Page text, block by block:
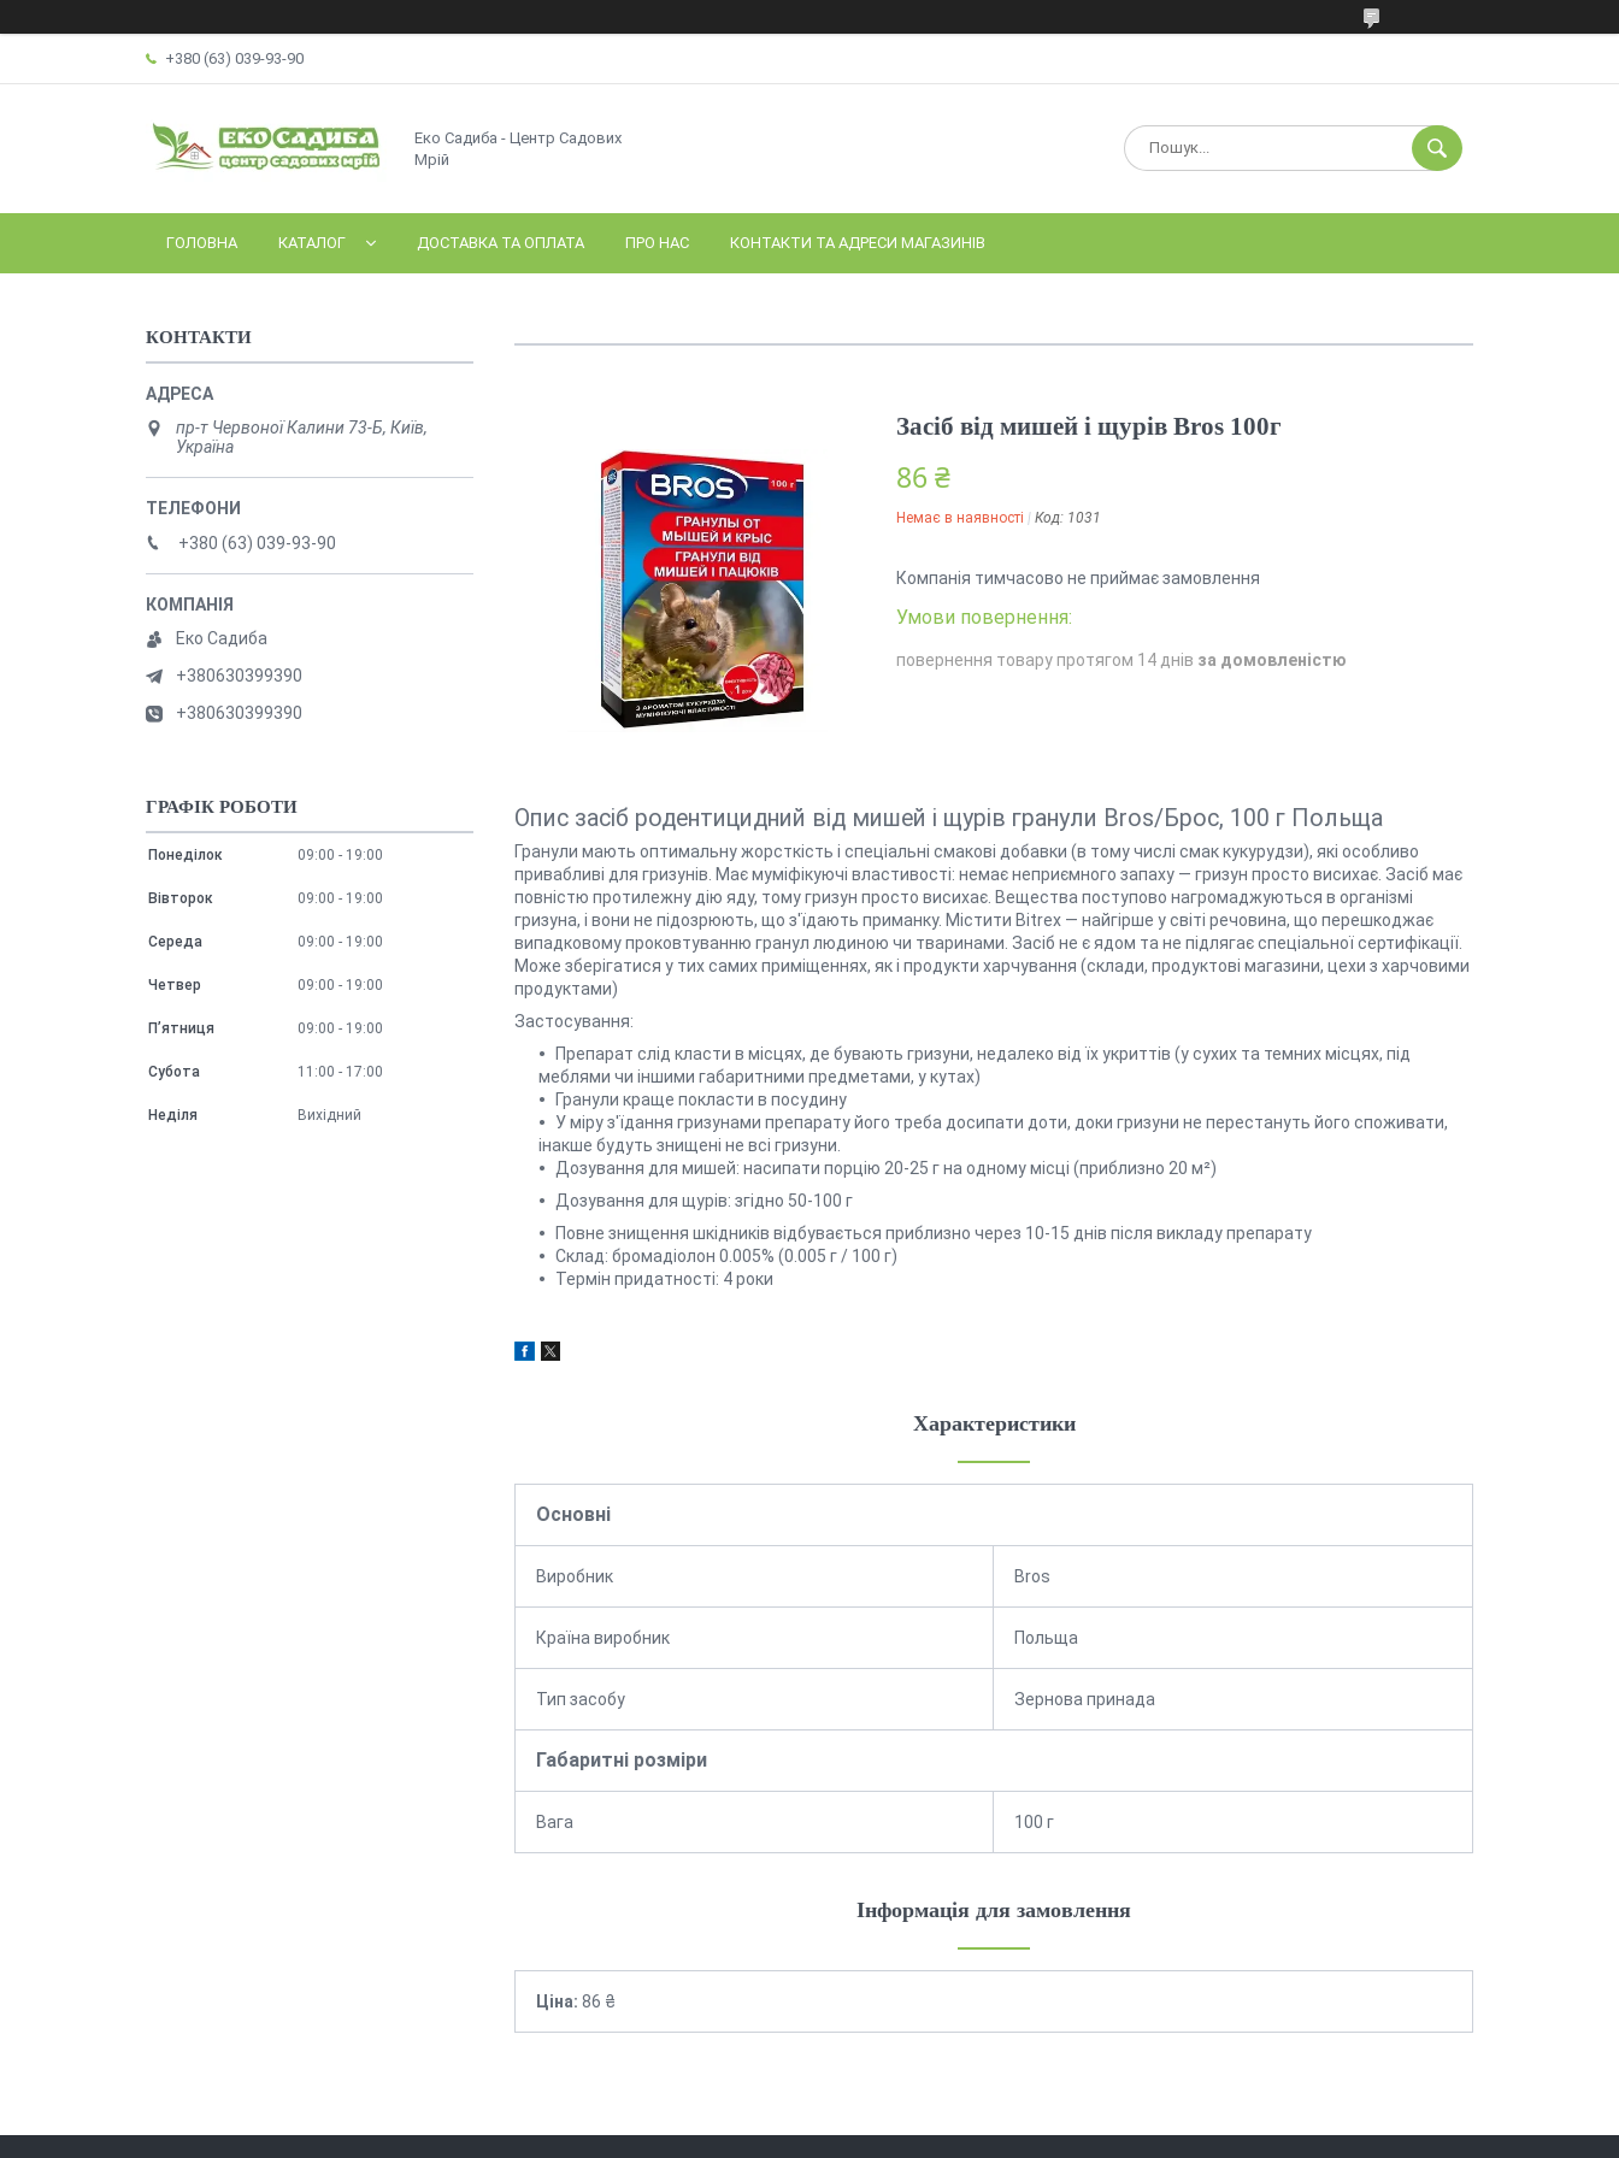
+380 (63) 039-93-90
Еко Садиба - Центр Садових
Мрій
ГОЛОВНА КАТАЛОГ ДОСТАВКА ТА ОПЛАТА ПРО НАС КОНТАКТИ ТА АДРЕСИ МАГАЗИНІВ
Засіб від мишей і щурів Bros 100г
86 ₴
Немає в наявності Код: 1031
Компанія тимчасово не приймає замовлення
повернення товару протягом 14 днів за домовленістю
Опис засіб родентицидний від мишей і щурів гранули Bros/Брос, 100 г Польща
Гранули мають оптимальну жорсткість і спеціальні смакові добавки (в тому числі смак кукурудзи), які особливо
привабливі для гризунів. Має муміфікуючі властивості: немає неприємного запаху — гризун просто висихає. Засіб має
повністю протилежну дію яду, тому гризун просто висихає. Вещества поступово нагромаджуються в організмі
гризуна, і вони не підозрюють, що з'їдають приманку. Містити Bitrex — найгірше у світі речовина, що перешкоджає
випадковому проковтуванню гранул людиною чи тваринами. Засіб не є ядом та не підлягає спеціальної сертифікації.
Може зберігатися у тих самих приміщеннях, як і продукти харчування (склади, продуктові магазини, цехи з харчовими
продуктами)
Застосування:
Препарат слід класти в місцях, де бувають гризуни, недалеко від їх укриттів (у сухих та темних місцях, під
меблями чи іншими габаритними предметами, у кутах)
Гранули краще покласти в посудину
У міру з'їдання гризунами препарату його треба досипати доти, доки гризуни не перестануть його споживати,
інакше будуть знищені не всі гризуни.
Дозування для мишей: насипати порцію 20-25 г на одному місці (приблизно 20 м²)
Дозування для щурів: згідно 50-100 г
Повне знищення шкідників відбувається приблизно через 10-15 днів після викладу препарату
Склад: бромадіолон 0.005% (0.005 г / 100 г)
Термін придатності: 4 роки
Характеристики
Основні
Виробник Bros
Країна виробник Польща
Тип засобу Зернова принада
Габаритні розміри
Вага 100 г
Інформація для замовлення
Ціна: 86 ₴
КОНТАКТИ
пр-т Червоної Калини 73-Б, Київ,
Україна
+380 (63) 039-93-90
Еко Садиба
+380630399390
+380630399390
ГРАФІК РОБОТИ
Понеділок 09:00 19:00
Вівторок 09:00 19:00
Середа 09:00 19:00
Четвер 09:00 19:00
Пʼятниця 09:00 19:00
Субота 11:00 17:00
Неділя Вихідний